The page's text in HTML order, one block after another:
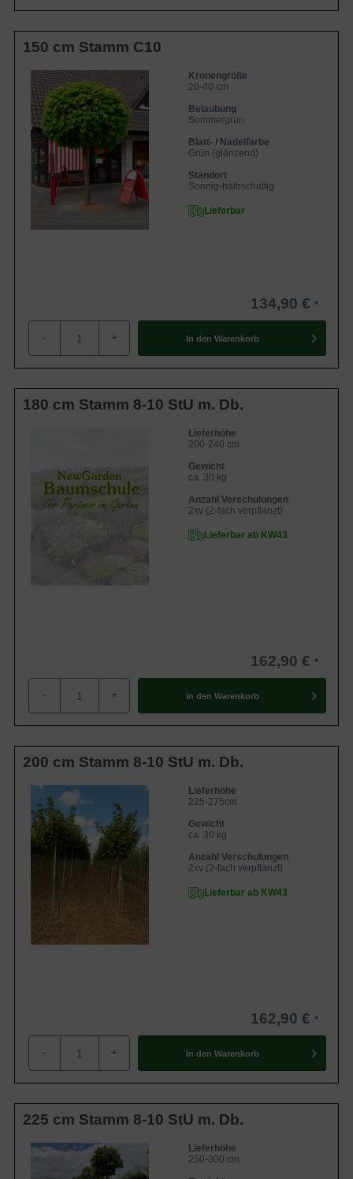
150 cm Stamm C10
Kronengröße
20-40 cm
Belaubung
Sommergrün
Blatt- / Nadelfarbe
Grün (glänzend)
Standort
Sonnig-halbschattig
Lieferbar
134,90 €
- + In den Warenkorb
180 cm Stamm 8-10 StU m. Db.
Lieferhöhe
200-240 cm
Gewicht
ca. 30 kg
Anzahl Verschulungen
2xv (2-fach verpflanzt)
Lieferbar ab KW43
162,90 €
- + In den Warenkorb
200 cm Stamm 8-10 StU m. Db.
Lieferhöhe
225-275cm
Gewicht
ca. 30 kg
Anzahl Verschulungen
2xv (2-fach verpflanzt)
Lieferbar ab KW43
162,90 €
- + In den Warenkorb
225 cm Stamm 8-10 StU m. Db.
Lieferhöhe
250-300 cm